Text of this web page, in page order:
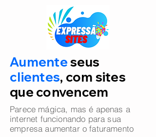
Aumenteseus
clientes, com sites
que convencem
Parece mágica, mas é apenas a
internet funcionando para sua
empresa aumentar o faturamento